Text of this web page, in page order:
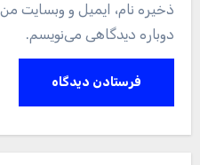
ذخیره نام، ایمیل و وبسایت
دوباره دیدگاهی می‌نویسم.